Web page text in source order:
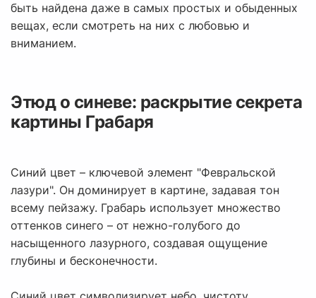
быть найдена даже в самых простых и обыденных
вещах, если смотреть на них с любовью и
вниманием.
Этюд о синеве: раскрытие секрета
картины Грабаря
Синий цвет – ключевой элемент "Февральской
лазури". Он доминирует в картине, задавая тон
всему пейзажу. Грабарь использует множество
оттенков синего – от нежно-голубого до
насыщенного лазурного, создавая ощущение
глубины и бесконечности.